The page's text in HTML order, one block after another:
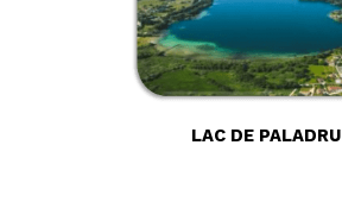
LAC DE PALADRU